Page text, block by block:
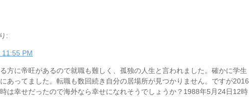
:
11:55 PM
方に帝旺があるので就職も難しく、孤独の人生と言われました。確かに学生
あってました。転職も数回続き自分の居場所が見つかりません。ですが2016
は幸せだったので海外なら幸せになれそうでしょうか？1988年5月24日12時